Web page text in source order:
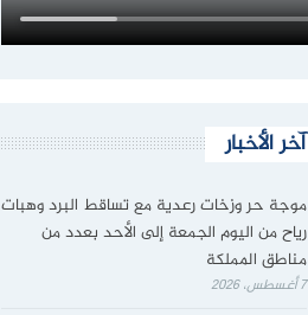
آخر الأخبار
موجة حر وزخات رعدية مع تساقط البرد وهبات
رياح من اليوم الجمعة إلى الأحد بعدد من
مناطق المملكة
7 أغسطس، 2026